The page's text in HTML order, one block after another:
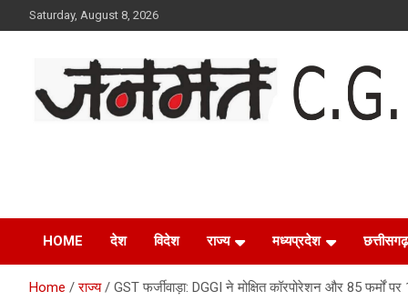
to
Saturday, August 8, 2026
HOME देश विदेश राज्य मध्यप्रदेश छत्तीसगढ़
Home राज्य GST फर्जीवाड़ा: DGGI ने मोक्षित कॉरपोरेशन और 85 फर्मों